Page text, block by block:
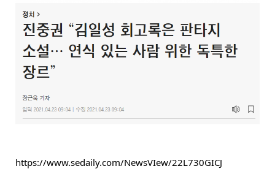
https://www.sedaily.com/NewsVIew/22L730GICJ